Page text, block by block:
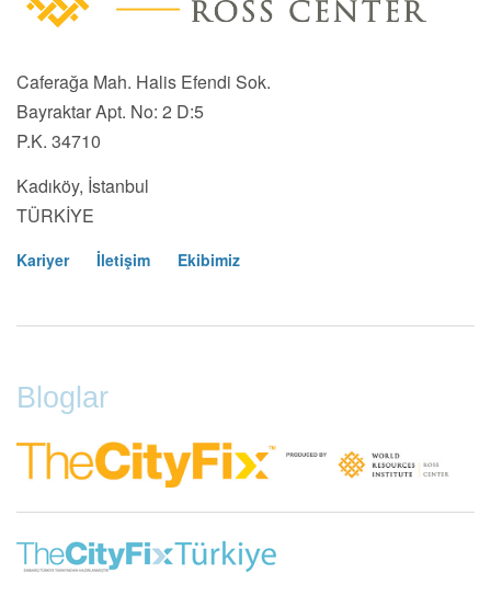
Bloglar
Caferağa Mah. Halis Efendi Sok.
Bayraktar Apt. No: 2 D:5
P.K. 34710
Kadıköy, İstanbul
TÜRKİYE
Kariyer İletişim Ekibimiz